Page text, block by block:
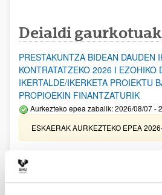
Deialdi gaurkotuak
PRESTAKUNTZA BIDEAN DAUDEN
KONTRATATZEKO 2026 I EZOHIKO
IKERTALDE/IKERKETA PROIEKTU
PROPIOEKIN FINANTZATURIK
Aurkezteko epea zabalik: 2026/08/07 -
ESKAERAK AURKEZTEKO EPEA
erosi eta berritzeko laguntzak 2026
Izapide irekia